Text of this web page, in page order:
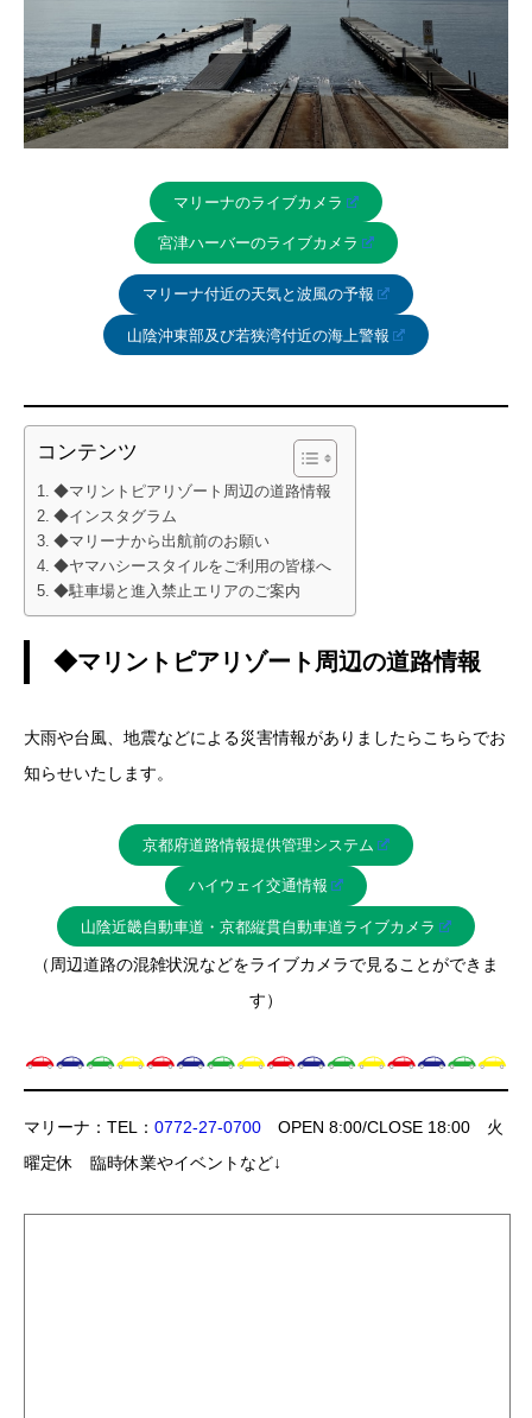
マリーナのライブカメラ
宮津ハーバーのライブカメラ
マリーナ付近の天気と波風の予報
山陰沖東部及び若狭湾付近の海上警報
コンテンツ
◆マリントピアリゾート周辺の道路情報
◆インスタグラム
◆マリーナから出航前のお願い
◆ヤマハシースタイルをご利用の皆様へ
◆駐車場と進入禁止エリアのご案内
◆マリントピアリゾート周辺の道路情報
大雨や台風、地震などによる災害情報がありましたらこちらでお
知らせいたします。
京都府道路情報提供管理システム
ハイウェイ交通情報
山陰近畿自動車道・京都縦貫自動車道ライブカメラ
（周辺道路の混雑状況などをライブカメラで見ることができま
す）
マリーナ：TEL： 0772-27-0700 OPEN 8:00/CLOSE 18:00 火
曜定休 臨時休業やイベントなど↓